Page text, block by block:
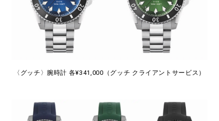
〈グッチ〉腕時計 各¥341,000（グッチ クライアントサービス）